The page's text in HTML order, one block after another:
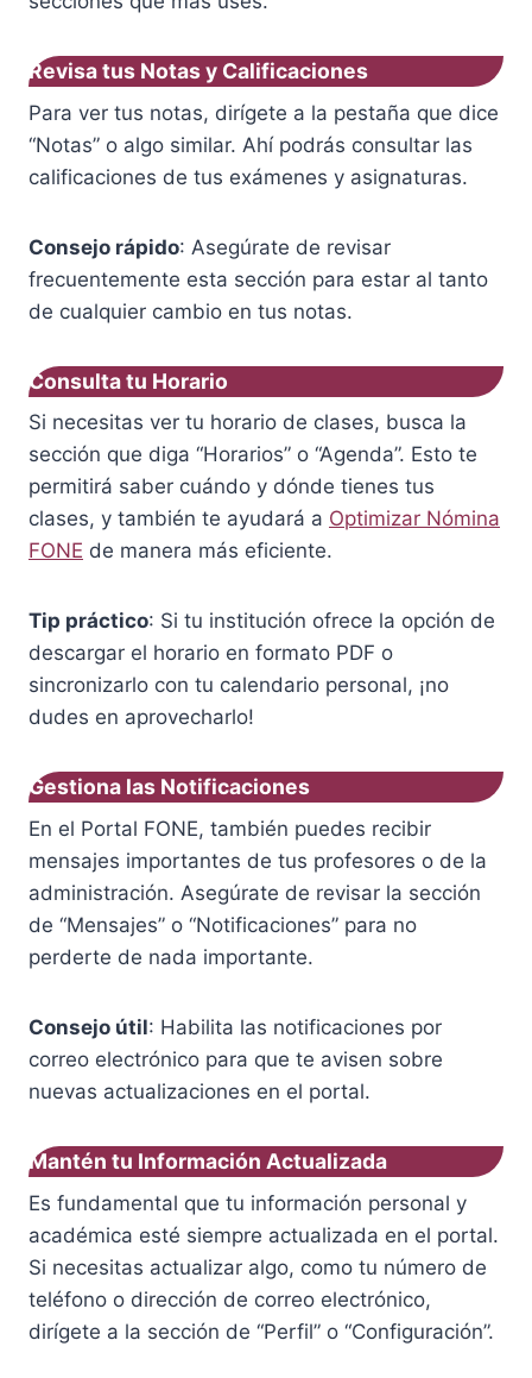
Revisa tus Notas y Calificaciones
Para ver tus notas, dirígete a la pestaña que dice
“Notas” o algo similar. Ahí podrás consultar las
calificaciones de tus exámenes y asignaturas.
Consejo rápido: Asegúrate de revisar
frecuentemente esta sección para estar al tanto
de cualquier cambio en tus notas.
Consulta tu Horario
Si necesitas ver tu horario de clases, busca la
sección que diga “Horarios” o “Agenda”. Esto te
permitirá saber cuándo y dónde tienes tus
clases, y también te ayudará a Optimizar Nómina
FONE de manera más eficiente.
Tip práctico: Si tu institución ofrece la opción de
descargar el horario en formato PDF o
sincronizarlo con tu calendario personal, ¡no
dudes en aprovecharlo!
Gestiona las Notificaciones
En el Portal FONE, también puedes recibir
mensajes importantes de tus profesores o de la
administración. Asegúrate de revisar la sección
de “Mensajes” o “Notificaciones” para no
perderte de nada importante.
Consejo útil: Habilita las notificaciones por
correo electrónico para que te avisen sobre
nuevas actualizaciones en el portal.
Mantén tu Información Actualizada
Es fundamental que tu información personal y
académica esté siempre actualizada en el portal.
Si necesitas actualizar algo, como tu número de
teléfono o dirección de correo electrónico,
dirígete a la sección de “Perfil” o “Configuración”.